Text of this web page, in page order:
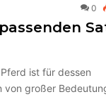
0
ist für dessen
von großer